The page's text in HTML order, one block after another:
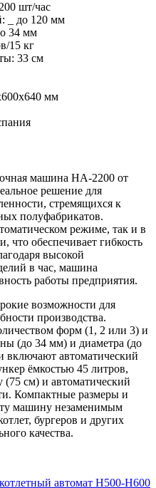
шт/час
_ до 120 мм
34 мм
15 кг
33 см
мм
машина HA-2200 от
решение для
стремящихся к
полуфабрикатов.
режиме, так и в
что обеспечивает гибкость
высокой
в час, машина
работы предприятия.
возможности для
производства.
форм (1, 2 или 3) и
(до 34 мм) и диаметра (до
автоматический
ёмкостью 45 литров,
см) и автоматический
Компактные размеры и
машину незаменимым
бургеров и других
качества.